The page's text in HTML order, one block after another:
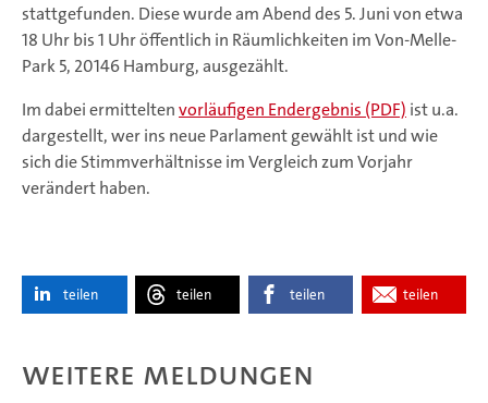
stattgefunden. Diese wurde am Abend des 5. Juni von etwa
18 Uhr bis 1 Uhr öffentlich in Räumlichkeiten im Von-Melle-
Park 5, 20146 Hamburg, ausgezählt.
Im dabei ermitteltenvorläufigen Endergebnis (PDF) ist u.a.
dargestellt, wer ins neue Parlament gewählt ist und wie
sich die Stimmverhältnisse im Vergleich zum Vorjahr
verändert haben.
teilen teilen teilen teilen
Weitere Meldungen